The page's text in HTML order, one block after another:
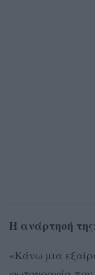
Η ανάρτησή της:
«Κάνω μια